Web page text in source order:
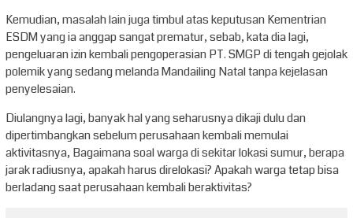
Kemudian, masalah lain juga timbul atas keputusan Kementrian
ESDM yang ia anggap sangat prematur, sebab, kata dia lagi,
pengeluaran izin kembali pengoperasian PT. SMGP di tengah gejolak
polemik yang sedang melanda Mandailing Natal tanpa kejelasan
penyelesaian.
Diulangnya lagi, banyak hal yang seharusnya dikaji dulu dan
dipertimbangkan sebelum perusahaan kembali memulai
aktivitasnya, Bagaimana soal warga di sekitar lokasi sumur, berapa
jarak radiusnya, apakah harus direlokasi? Apakah warga tetap bisa
berladang saat perusahaan kembali beraktivitas?